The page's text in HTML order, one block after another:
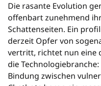
Die rasante Evolution
offenbart zunehmend
Schattenseiten. Ein
derzeit Opfer von
vertritt, richtet nun eine
die
Bindung zwischen